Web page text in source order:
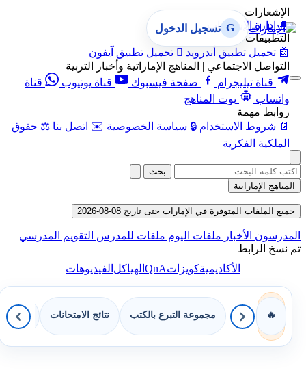
الإشعارات
🔔 إدارة الإشعارات
التطبيقات
🤖 تحميل تطبيق أندرويد  تحميل تطبيق آيفون
التواصل الاجتماعي | المناهج الإماراتية وأخبار التربية
قناة تيليجرام
صفحة فيسبوك قناة يوتيوب
قناة
واتساب
بوت المناهج
روابط مهمة
📄 شروط الاستخدام 🔒 سياسة الخصوصية ✉️ اتصل بنا ⚖️ حقوق
الملكية الفكرية
G تسجيل الدخول
بحث
المناهج الإماراتية
جميع الملفات المتوفرة في الإمارات حتى تاريخ 08-08-2026
المدرسون الأخبار ملفات اليوم ملفات للمدرس التقويم المدرسي
تم نسخ الرابط
الأكاديميةكويزاتQnAالهياكلالفيديوهات
🔥 مجموعة التبرع بالكتب نتائج الامتحانات